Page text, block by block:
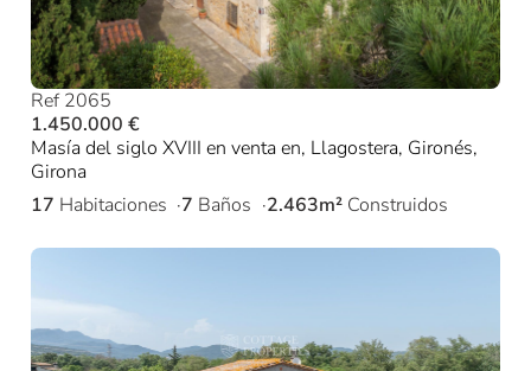
Ref 2065
1.450.000 €
Masía del siglo XVIII en venta en, Llagostera, Gironés,
Girona
17 Habitaciones 7 Baños 2.463m² Construidos